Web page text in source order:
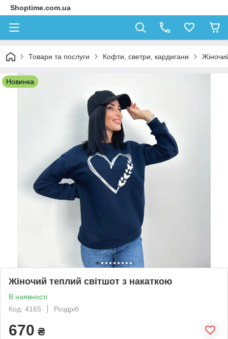
Shoptime.com.ua
Товари та послуги Кофти, светри, кардигани
Новинка
Жіночий теплий світшот з накаткою
В наявності
Код: 4165
Роздріб
670 ₴